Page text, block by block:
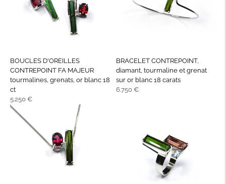
BOUCLES D'OREILLES
CONTREPOINT FA MAJEUR
tourmalines, grenats, or blanc 18
ct
Prix
normal
5.250 €
BRACELET CONTREPOINT,
diamant, tourmaline et grenat
sur or blanc 18 carats
Prix
6.750 €